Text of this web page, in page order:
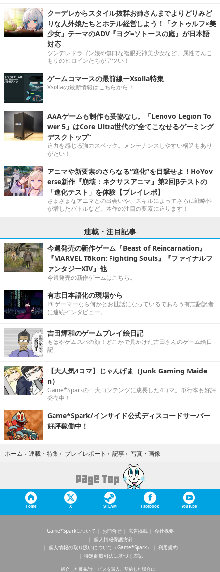
クーデレからスタイル抜群お姉さんまでよりどりみど
りな人外娘たちとホテル経営しよう！「クトゥルフ×美
少女」テーマのADV『ヨグ=ソトースの庭』が日本語
対応
ツンデレドラゴン娘や無口な複眼死神美少女など、属性てんこ
もりのヒロインたちがアツい！
ゲームコマースの最前線ーXsolla特集
Xsollaの最新情報はこちらから！
AAAゲームも制作も妥協なし。「Lenovo Legion To
wer 5」はCore Ultra世代の“全てこなせるゲーミング
デスクトップ”
迫力を感じる強力スペック。メンテナンスしやすい構造もあり
がたい！
アニマや新要素のさらなる“進化”を目撃せよ！HoYov
erse新作『崩壊：ネクサスアニマ』第2回βテストの
「進化テスト」を体験【プレイレポ】
さまざまなアニマとの出会いや、スキルによってさらに戦略性
が増したバトルなど、本作の注目の要素に迫ります！
連載・注目記事
今週発売の新作ゲーム『Beast of Reincarnation』
『MARVEL Tōkon: Fighting Souls』『ファイナルフ
ァンタジーXIV』他
今週発売の新作ゲームはこちら。
有志日本語化の現場から
PCゲーマーなら何かとお世話になっているであろう有志翻訳者
に連続インタビュー。
吉田輝和のゲームプレイ絵日記
もはやゲムスパの顔！どこかで見かけた吉田さんのゲーム絵日
記
【大人気4コマ】じゃんげま（Junk Gaming Maide
n）
Game*Sparkの一大コンテンツに成長した4コマ。単行本も好評
発売中！
Game*Spark/インサイド公式ディスコードサーバー
好評稼働中！
ホーム › 連載・特集 › プレイレポート › 記事 › 写真・画像
Home X STEAM Facebook YouTube
Game*Sparkについて お問合せ 広告掲載
会社概要
個人情報保護方針
個人情報の取り扱いについて（Game*Spark）
利用規約
特定商取引法に基づく表記
紹介した商品/サービスを購入、契約した場合に、